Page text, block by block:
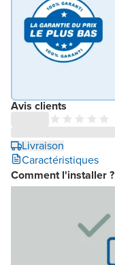
Avis clients
Livraison
Caractéristiques
Comment l'installer ?